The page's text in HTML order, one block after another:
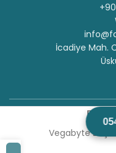
05
İcadiye Mah.
Fatma
Vegabyte